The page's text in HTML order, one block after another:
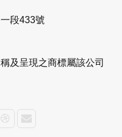
段433號
及呈現之商標屬該公司